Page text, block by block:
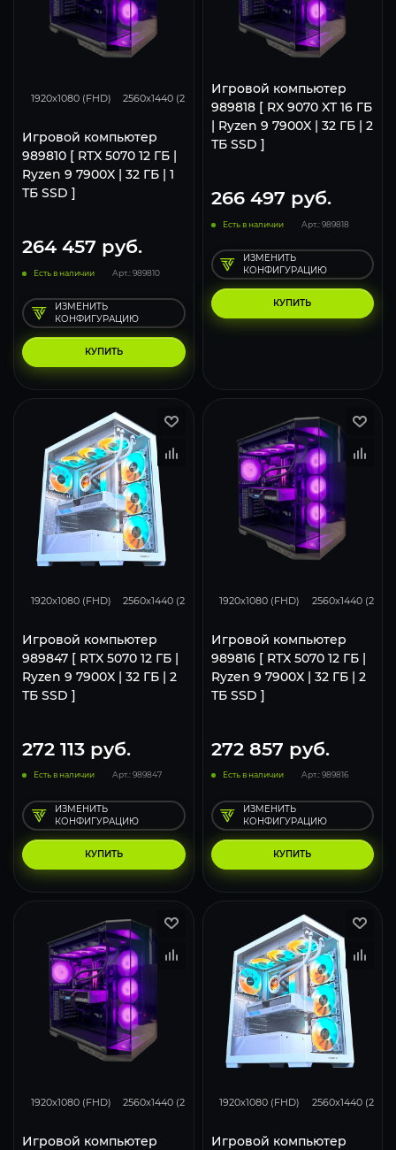
1920x1080 (FHD) 2560x1440 (2K) 3840x2160 (4K)
Игровой компьютер
989810 [ RTX 5070 12 ГБ |
Ryzen 9 7900X | 32 ГБ | 1
ТБ SSD ]
264 457 руб.
Есть в наличии Арт.: 989810
КУПИТЬ
ИЗМЕНИТЬ
КОНФИГУРАЦИЮ
Игровой компьютер
989818 [ RX 9070 XT 16 ГБ
| Ryzen 9 7900X | 32 ГБ | 2
ТБ SSD ]
266 497 руб.
Есть в наличии Арт.: 989818
КУПИТЬ
ИЗМЕНИТЬ
КОНФИГУРАЦИЮ
1920x1080 (FHD) 2560x1440 (2K) 3840x2160 (4K)
Игровой компьютер
989847 [ RTX 5070 12 ГБ |
Ryzen 9 7900X | 32 ГБ | 2
ТБ SSD ]
272 113 руб.
Есть в наличии Арт.: 989847
КУПИТЬ
ИЗМЕНИТЬ
КОНФИГУРАЦИЮ
1920x1080 (FHD) 2560x1440 (2K)
Игровой компьютер
989816 [ RTX 5070 12 ГБ |
Ryzen 9 7900X | 32 ГБ | 2
ТБ SSD ]
272 857 руб.
Есть в наличии Арт.: 989816
КУПИТЬ
ИЗМЕНИТЬ
КОНФИГУРАЦИЮ
1920x1080 (FHD) 2560x1440 (2K) 3840x2160 (4K)
Игровой компьютер
1920x1080 (FHD) 2560x1440 (2K)
Игровой компьютер